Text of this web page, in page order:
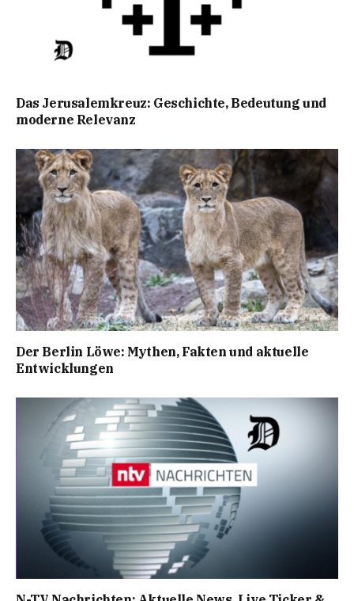
Das Jerusalemkreuz: Geschichte, Bedeutung und
moderne Relevanz
Der Berlin Löwe: Mythen, Fakten und aktuelle
Entwicklungen